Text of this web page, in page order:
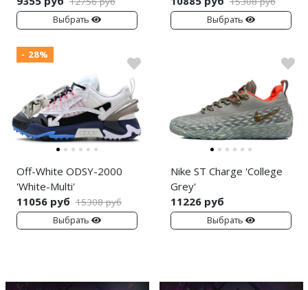
Выбрать Выбрать
- 28%
Off-White ODSY-2000
'White-Multi'
11056 руб 15308 руб
Выбрать
Nike ST Charge 'College
Grey'
11226 руб
Выбрать